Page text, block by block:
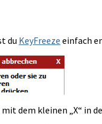
du KeyFreeze einfach
dem kleinen „X“ in